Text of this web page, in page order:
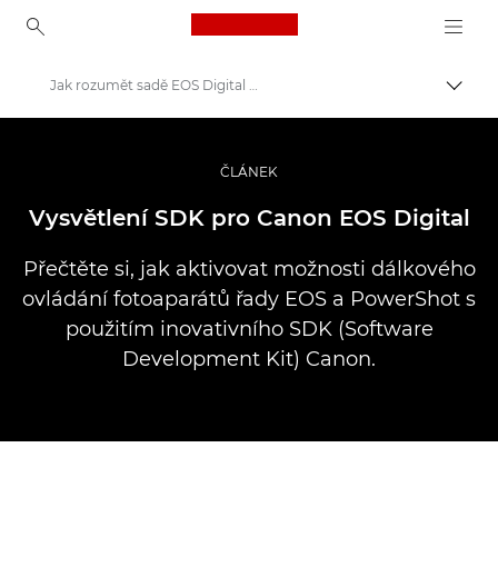
Canon Logo, back to
Improve your people skills: pro tips
Příběhy
Jak rozumět sadě EOS Digital SDK společnosti Canon
ČLÁNEK
Vysvětlení SDK pro Canon EOS Digital
Přečtěte si, jak aktivovat možnosti dálkového
ovládání fotoaparátů řady EOS a PowerShot s
použitím inovativního SDK (Software
Development Kit) Canon.